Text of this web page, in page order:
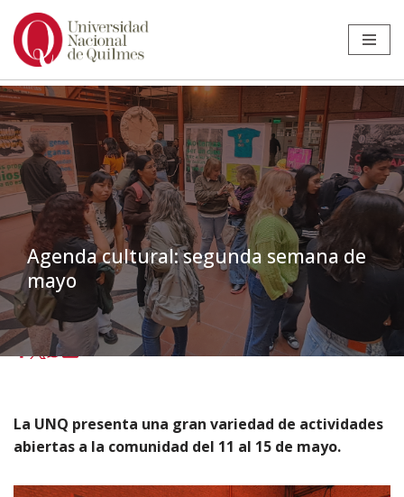
Ir
contenido
Agenda cultural: segunda semana de
mayo
Inicio »Noticias Extensión»Agenda cultural: segunda semana de
mayo
La UNQ presenta una gran variedad de actividades
abiertas a la comunidad del 11 al 15 de mayo.